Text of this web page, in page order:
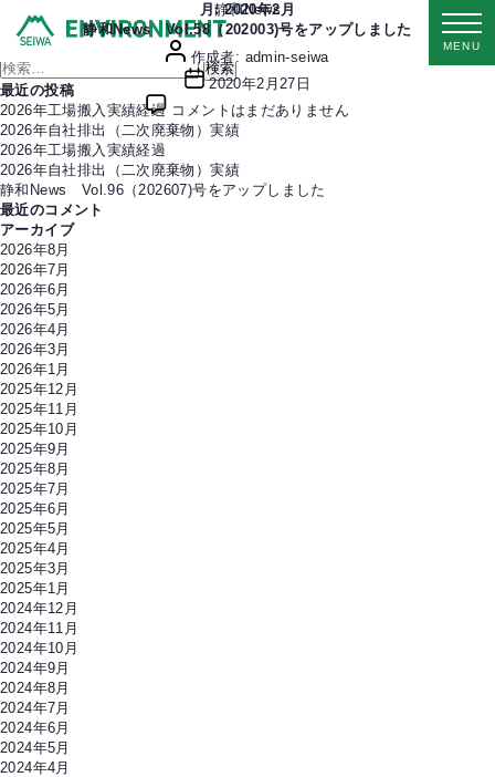
MENU
月: 2020年2月
カ
テ
ゴ
ー
静和News
静和News Vol.58（202003)号をアップしました
投
作成者: admin-seiwa
投
日
2020年2月27日
静
和
News
Vol.58（202003)
号
を
コメントはまだありません
静和News Vol.58（202003)号をアップしました。
稿
の
ペ
ー
ジ
送
り
新しい 古い 投稿
→
検
索
対
象:
最近の投稿
2026年工場搬入実績経過
2026年自社排出（二次廃棄物）実績
2026年工場搬入実績経過
2026年自社排出（二次廃棄物）実績
静和News Vol.96（202607)号をアップしました
最近のコメント
アーカイブ
2026年8月
2026年7月
2026年6月
2026年5月
2026年4月
2026年3月
2026年1月
2025年12月
2025年11月
2025年10月
2025年9月
2025年8月
2025年7月
2025年6月
2025年5月
2025年4月
2025年3月
2025年1月
2024年12月
2024年11月
2024年10月
2024年9月
2024年8月
2024年7月
2024年6月
2024年5月
2024年4月